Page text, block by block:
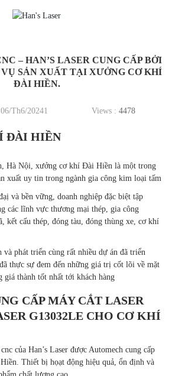
– HAN’S LASER CUNG CẤP BỞI
SẢN XUẤT TẠI XƯỞNG CƠ KHÍ
ĐÀI HIỀN.
Th6/20241 Views : 4478
ĐÀI HIỀN
Hà Nội, xưởng cơ khí Đài Hiền là một trong
xuất uy tin trong ngành gia công kim loại tấm
và bền vững, doanh nghiệp đặc biệt tập
các lĩnh vực thương mại thép, gia công
kết cấu thép, đóng tàu, đóng thùng xe, cơ khí
và phát triển cùng rất nhiều dự án đã triển
thực sự đem đến những giá trị cốt lõi về mặt
giá thành tốt nhất tới khách hàng
CẤP MÁY CẮT LASER
G13032LE CHO CƠ KHÍ
của Han’s Laser được Automech cung cấp
Thiết bị họạt động hiệu quả, ổn định và